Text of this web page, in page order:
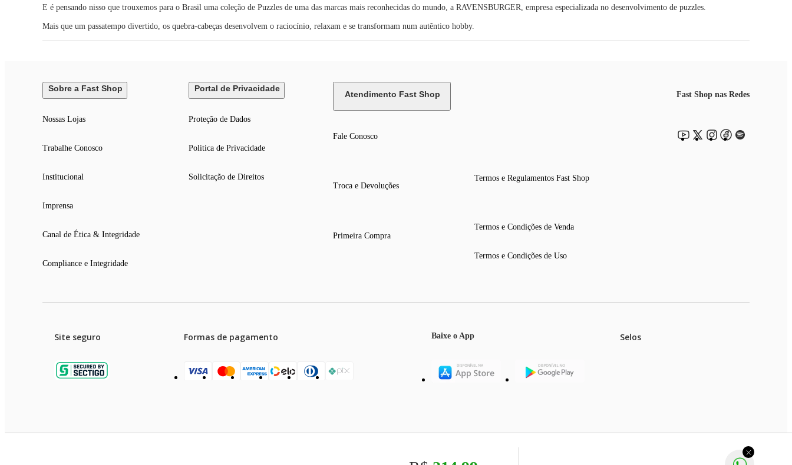
E é pensando nisso que trouxemos para o Brasil uma coleção de Puzzles de uma das marcas mais reconhecidas do mundo, a RAVENSBURGER, empresa especializada no desenvolvimento de puzzles.
Mais que um passatempo divertido, os quebra-cabeças desenvolvem o raciocínio, relaxam e se transformam num autêntico hobby.
Sobre a Fast Shop
Nossas Lojas
Trabalhe Conosco
Institucional
Imprensa
Canal de Ética & Integridade
Compliance e Integridade
Portal de Privacidade
Proteção de Dados
Politica de Privacidade
Solicitação de Direitos
Atendimento Fast Shop
Fale Conosco
Troca e Devoluções
Primeira Compra
Termos e Regulamentos Fast Shop
Termos e Condições de Venda
Termos e Condições de Uso
Fast Shop nas Redes
Site seguro Formas de pagamento Baixe o App Selos
Preços e condições de pagamento válidos exclusivamente para compras efetuadas no site, podendo diferir na rede de lojas físicas.